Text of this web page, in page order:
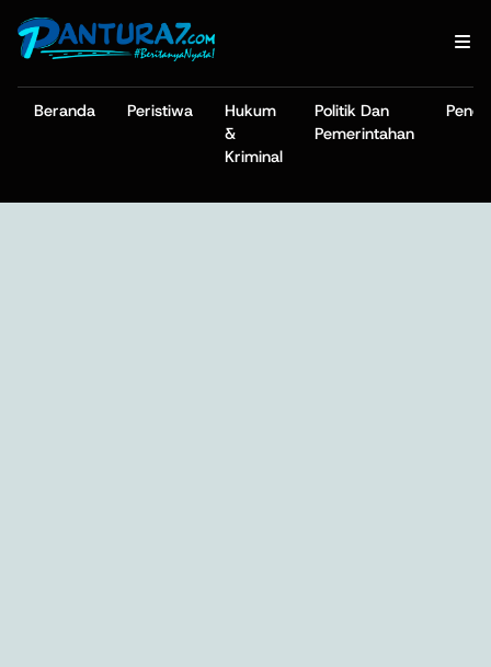
Beranda Peristiwa
Hukum
&
Kriminal
Politik Dan
Pemerintahan